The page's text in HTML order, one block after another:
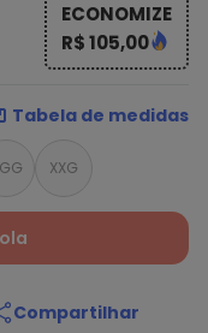
ECONOMIZE
R$ 105,00
Tabela de medidas
XXG
Compartilhar